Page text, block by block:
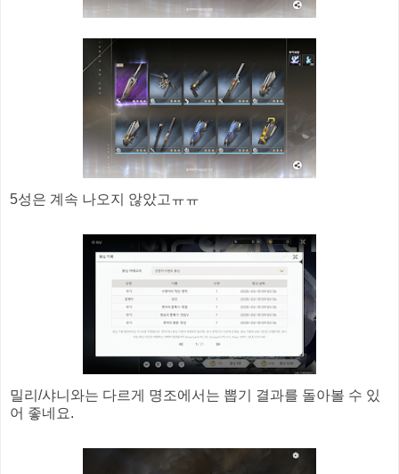
5성은 계속 나오지 않았고ㅠㅠ
밀리/샤니와는 다르게 명조에서는 뽑기 결과를 돌아볼 수 있
어 좋네요.